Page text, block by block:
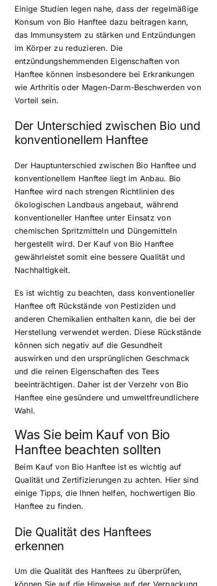
Einige Studien legen nahe, dass der regelmäßige
Konsum von Bio Hanftee dazu beitragen kann,
das Immunsystem zu stärken und Entzündungen
im Körper zu reduzieren. Die
entzündungshemmenden Eigenschaften von
Hanftee können insbesondere bei Erkrankungen
wie Arthritis oder Magen-Darm-Beschwerden von
Vorteil sein.
Der Unterschied zwischen Bio und
konventionellem Hanftee
Der Hauptunterschied zwischen Bio Hanftee und
konventionellem Hanftee liegt im Anbau. Bio
Hanftee wird nach strengen Richtlinien des
ökologischen Landbaus angebaut, während
konventioneller Hanftee unter Einsatz von
chemischen Spritzmitteln und Düngemitteln
hergestellt wird. Der Kauf von Bio Hanftee
gewährleistet somit eine bessere Qualität und
Nachhaltigkeit.
Es ist wichtig zu beachten, dass konventioneller
Hanftee oft Rückstände von Pestiziden und
anderen Chemikalien enthalten kann, die bei der
Herstellung verwendet werden. Diese Rückstände
können sich negativ auf die Gesundheit
auswirken und den ursprünglichen Geschmack
und die reinen Eigenschaften des Tees
beeinträchtigen. Daher ist der Verzehr von Bio
Hanftee eine gesündere und umweltfreundlichere
Wahl.
Was Sie beim Kauf von Bio
Hanftee beachten sollten
Beim Kauf von Bio Hanftee ist es wichtig auf
Qualität und Zertifizierungen zu achten. Hier sind
einige Tipps, die Ihnen helfen, hochwertigen Bio
Hanftee zu finden.
Die Qualität des Hanftees
erkennen
Um die Qualität des Hanftees zu überprüfen,
können Sie auf die Hinweise auf der Verpackung